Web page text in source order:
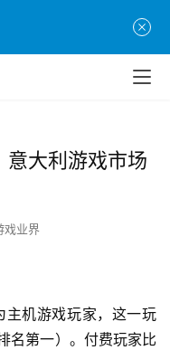
大利游戏市场
戏业界
主机游戏玩家，这一玩
名第一）。付费玩家比